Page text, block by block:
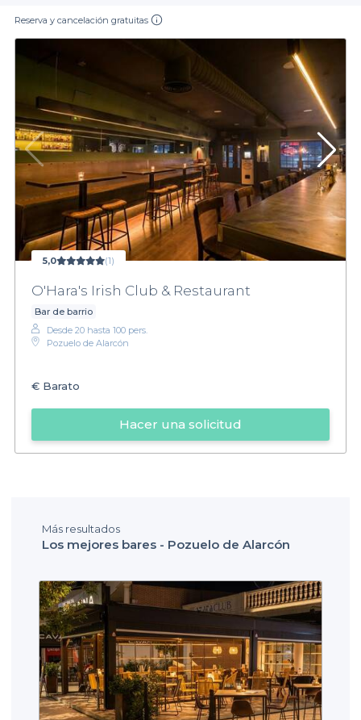
Reserva y cancelación gratuitas
5,0 (1)
O'Hara's Irish Club & Restaurant
Bar de barrio
Desde 20 hasta 100 pers.
Pozuelo de Alarcón
€ Barato
Hacer una solicitud
Más resultados
Los mejores bares - Pozuelo de Alarcón